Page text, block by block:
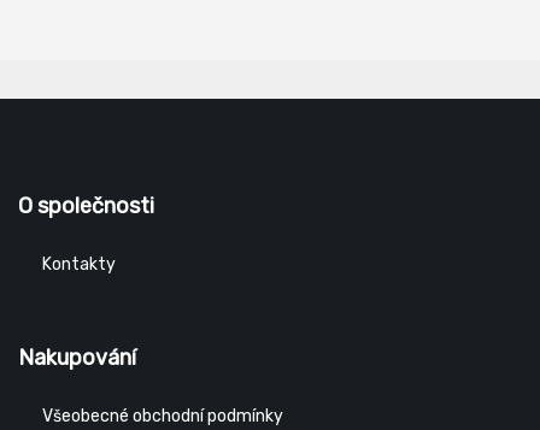
O společnosti
Kontakty
Nakupování
Všeobecné obchodní podmínky